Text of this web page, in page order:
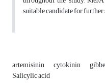
suitable candidate for
artemisinin cytokinin
Salicylic acid